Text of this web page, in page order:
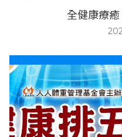
全健康療